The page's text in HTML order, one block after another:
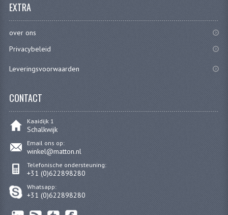
KICKSTARTER
EXTRA
over ons
Privacybeleid
Leveringsvoorwaarden
CONTACT
Kaaidijk 1
Schalkwijk
Email ons op:
winkel@matton.nl
Telefonische ondersteuning:
+31 (0)622898280
Whatsapp:
+31 (0)622898280